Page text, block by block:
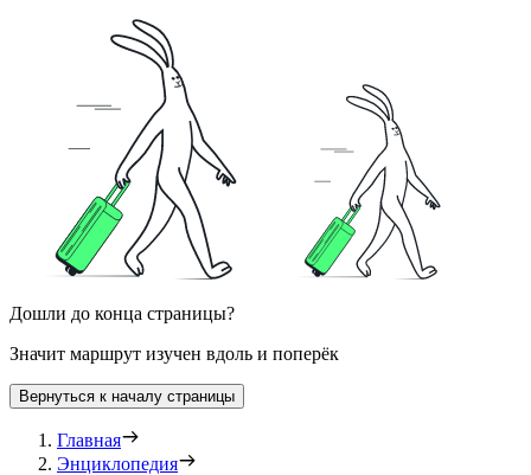
Дошли до конца страницы?
Значит маршрут изучен вдоль и поперёк
Вернуться к началу страницы
Главная
Энциклопедия